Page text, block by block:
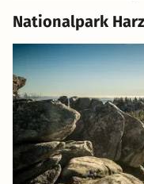
Nationalpark Harz